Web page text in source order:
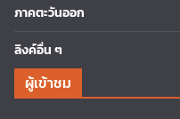
ภาคตะวันออก
ลิงค์อื่น ๆ
ผู้เข้าชม